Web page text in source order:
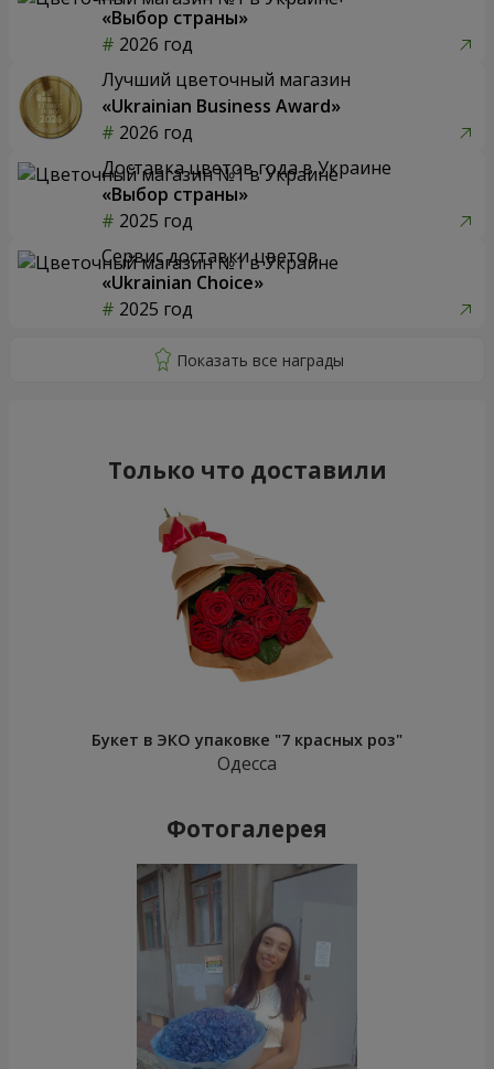
«Выбор страны»
2026 год
Лучший цветочный магазин
«Ukrainian Business Award»
2026 год
Доставка цветов года в Украине
«Выбор страны»
2025 год
Сервис доставки цветов
«Ukrainian Choice»
2025 год
Только что доставили
Букет в ЭКО упаковке "7 красных роз"
Одесса
Фотогалерея